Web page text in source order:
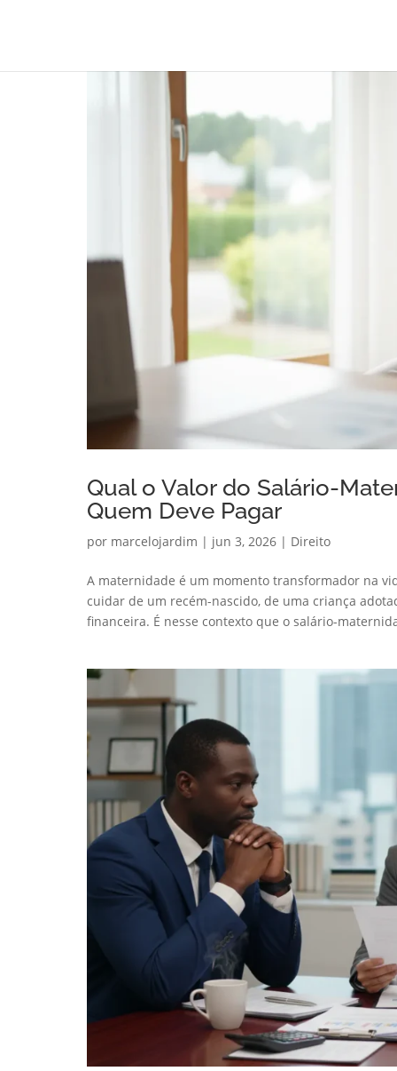
Qual o Valor do Salário-
Quem Deve Pagar
por marcelojardim | jun 3, 2026 | Direito
A maternidade é um momento transformador na
cuidar de um recém-nascido, de uma criança
financeira. É nesse contexto que o salário-